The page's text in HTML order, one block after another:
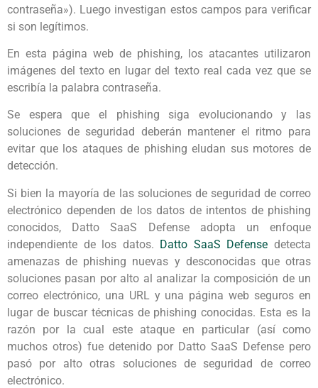
contraseña»). Luego investigan estos campos para verificar
si son legítimos.
En esta página web de phishing, los atacantes utilizaron
imágenes del texto en lugar del texto real cada vez que se
escribía la palabra contraseña.
Se espera que el phishing siga evolucionando y las
soluciones de seguridad deberán mantener el ritmo para
evitar que los ataques de phishing eludan sus motores de
detección.
Si bien la mayoría de las soluciones de seguridad de correo
electrónico dependen de los datos de intentos de phishing
conocidos, Datto SaaS Defense adopta un enfoque
independiente de los datos. Datto SaaS Defense detecta
amenazas de phishing nuevas y desconocidas que otras
soluciones pasan por alto al analizar la composición de un
correo electrónico, una URL y una página web seguros en
lugar de buscar técnicas de phishing conocidas. Esta es la
razón por la cual este ataque en particular (así como
muchos otros) fue detenido por Datto SaaS Defense pero
pasó por alto otras soluciones de seguridad de correo
electrónico.